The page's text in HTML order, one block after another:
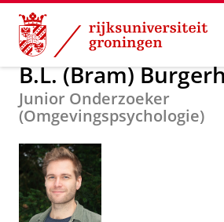
Skip
Content
Skip
Navigation
Over ons B.L. (Bram)
B.L. (Bram)
Junior Onderzoeker
(Omgevingspsychologie)